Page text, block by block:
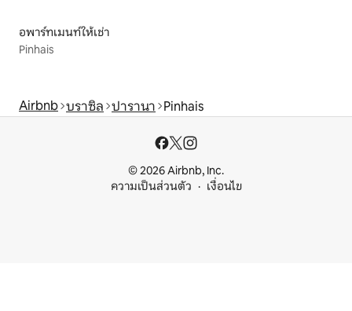
อพาร์ทเมนท์ให้เช่า
Pinhais
Airbnb บราซิล ปารานา Pinhais
© 2026 Airbnb, Inc.
ความเป็นส่วนตัว
เงื่อนไข